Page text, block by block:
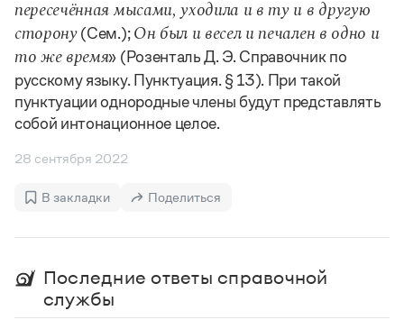
Справочник по пунктуации
Словарь-справочник трудностей
Справочник по фразеологии
Азбучные истины
Словарь-справочник непростые слова
Все справочники портала
Журнал
Новости и события
Лекции и подкасты
Рекомендуем
пересечённая мысами, уходила и в ту и в другую
сторону(Сем.); Он был и весел и печален в одно и
то же время» (Розенталь Д. Э. Справочник по
русскому языку. Пунктуация. § 13). При такой
пунктуации однородные члены будут представлять
собой интонационное целое.
28 сентября 2022
В закладки Поделиться
Последние ответы справочной
службы